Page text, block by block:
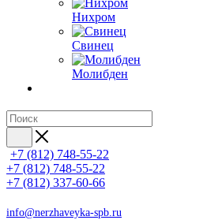
Нихром
Свинец
Молибден
+7 (812) 748-55-22
+7 (812) 748-55-22
+7 (812) 337-60-66
info@nerzhaveyka-spb.ru